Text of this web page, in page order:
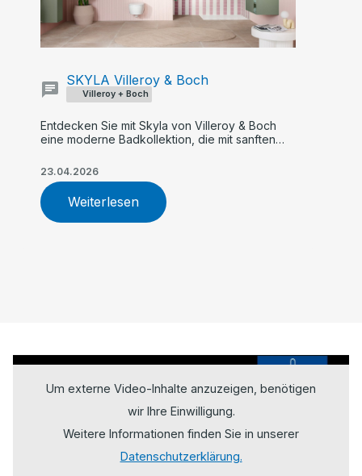
Villeroy + Boch
SKYLA Villeroy & Boch
Entdecken Sie mit Skyla von Villeroy & Boch
eine moderne Badkollektion, die mit sanften
Formensprache überzeugt. Flexible Farb- und
Größenoptionen, innovative Armaturen und
nachhaltige WC-Technologie machen Skyla zur
idealen Wahl für Ihr individuelles Traumbad.
23.04.2026
Weiterlesen
Um externe Video-Inhalte anzuzeigen, benötigen
wir Ihre Einwilligung.
Weitere Informationen finden Sie in unserer
Datenschutzerklärung.